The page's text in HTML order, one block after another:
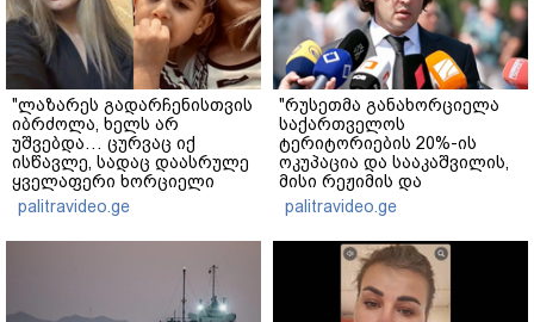
"ლაზარეს გადარჩენისთვის
იბრძოლა, ხელს არ
უშვებდა… ცურვაც იქ
ისწავლე, სადაც დაასრულე
ყველაფერი ხორციელი
ცხოვრებიდან" – რას წერს
ხობში დაღუპული დედა-
შვილის ახლობელი?
palitravideo.ge
"რუსეთმა განახორციელა
საქართველოს
ტერიტორიების 20%-ის
ოკუპაცია და სააკაშვილის,
მისი რეჟიმის და
"ნაცმოძრაობის" ღალატი
ვერანაირად ვერ
გადაფარავს ამ
დანაშაულს" - ირაკლი
კობახიძე
palitravideo.ge